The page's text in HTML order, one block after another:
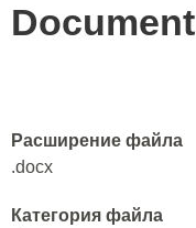
Document
Расширение файла
.docx
Категория файла